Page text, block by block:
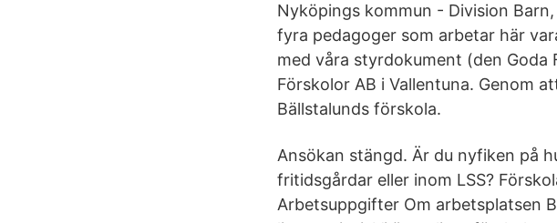
Nyköpings kommun - Division
fyra pedagoger som arbetar här
med våra styrdokument (den Goda
Förskolor AB i Vallentuna. Genom
Bällstalunds förskola.
Ansökan stängd. Är du nyfiken på
fritidsgårdar eller inom LSS?
Arbetsuppgifter Om arbetsplatsen